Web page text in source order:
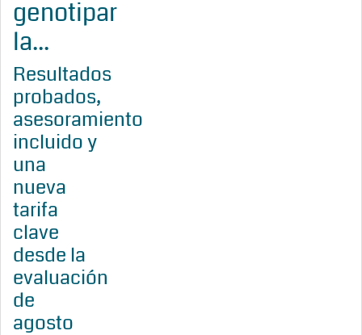
genotipar
la...
Resultados
probados,
asesoramiento
incluido y
una
nueva
tarifa
clave
desde la
evaluación
de
agosto